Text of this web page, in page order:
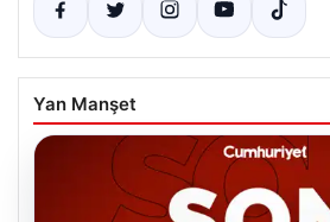
Yan Manşet